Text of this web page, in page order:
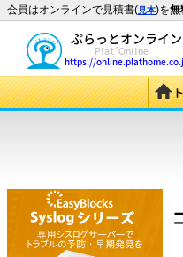
会員はオンラインで見積書(見本)を無